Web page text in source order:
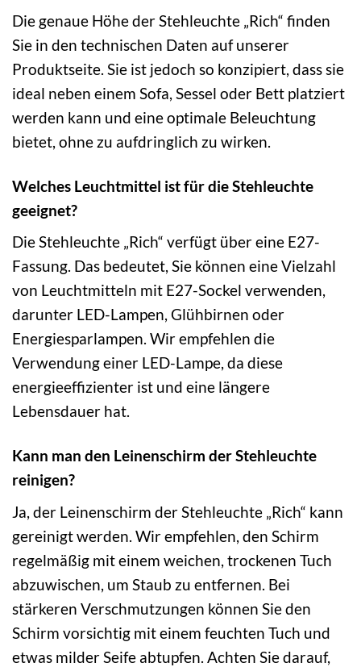
Die genaue Höhe der Stehleuchte „Rich“ finden
Sie in den technischen Daten auf unserer
Produktseite. Sie ist jedoch so konzipiert, dass sie
ideal neben einem Sofa, Sessel oder Bett platziert
werden kann und eine optimale Beleuchtung
bietet, ohne zu aufdringlich zu wirken.
Welches Leuchtmittel ist für die Stehleuchte
geeignet?
Die Stehleuchte „Rich“ verfügt über eine E27-
Fassung. Das bedeutet, Sie können eine Vielzahl
von Leuchtmitteln mit E27-Sockel verwenden,
darunter LED-Lampen, Glühbirnen oder
Energiesparlampen. Wir empfehlen die
Verwendung einer LED-Lampe, da diese
energieeffizienter ist und eine längere
Lebensdauer hat.
Kann man den Leinenschirm der Stehleuchte
reinigen?
Ja, der Leinenschirm der Stehleuchte „Rich“ kann
gereinigt werden. Wir empfehlen, den Schirm
regelmäßig mit einem weichen, trockenen Tuch
abzuwischen, um Staub zu entfernen. Bei
stärkeren Verschmutzungen können Sie den
Schirm vorsichtig mit einem feuchten Tuch und
etwas milder Seife abtupfen. Achten Sie darauf,